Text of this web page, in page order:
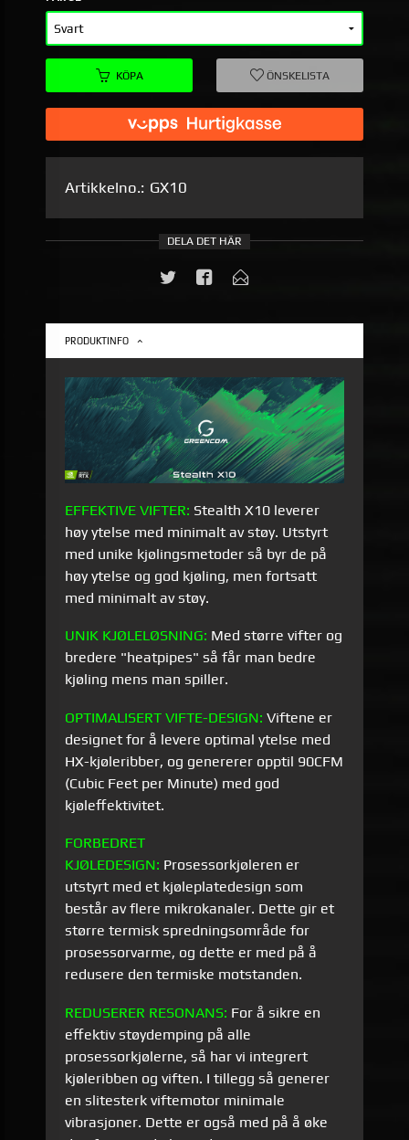
KÖPA ÖNSKELISTA
Artikkelno.: GX10
DELA DET HÄR
PRODUKTINFO
EFFEKTIVE VIFTER: Stealth X10 leverer
høy ytelse med minimalt av støy. Utstyrt
med unike kjølingsmetoder så byr de på
høy ytelse og god kjøling, men fortsatt
med minimalt av støy.
UNIK KJØLELØSNING: Med større vifter og
bredere "heatpipes" så får man bedre
kjøling mens man spiller.
OPTIMALISERT VIFTE-DESIGN: Viftene er
designet for å levere optimal ytelse med
HX-kjøleribber, og genererer opptil 90CFM
(Cubic Feet per Minute) med god
kjøleffektivitet.
FORBEDRET
KJØLEDESIGN: Prosessorkjøleren er
utstyrt med et kjøleplatedesign som
består av flere mikrokanaler. Dette gir et
større termisk spredningsområde for
prosessorvarme, og dette er med på å
redusere den termiske motstanden.
REDUSERER RESONANS: For å sikre en
effektiv støydemping på alle
prosessorkjølerne, så har vi integrert
kjøleribben og viften. I tillegg så generer
en slitesterk viftemotor minimale
vibrasjoner. Dette er også med på å øke